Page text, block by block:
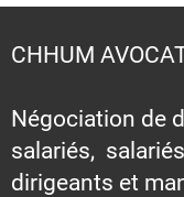
CHHUM
Négociation de
salariés,
dirigeants et